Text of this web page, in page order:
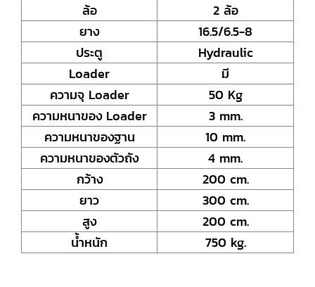
ล้อ
2 ล้อ
ยาง
16.5/6.5-8
ประตู
Hydraulic
Loader
มี
ความจุ Loader
50 Kg
ความหนาของ Loader
3 mm.
ความหนาของฐาน
10 mm.
ความหนาของตัวถัง
4 mm.
กว้าง
200 cm.
ยาว
300 cm.
สูง
200 cm.
น้ำหนัก
750 kg.